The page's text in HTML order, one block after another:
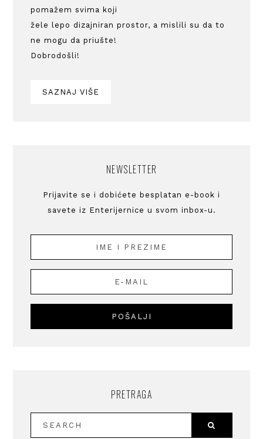
pomažem svima koji
žele lepo dizajniran prostor, a mislili su da to
ne mogu da priušte!
Dobrodošli!
SAZNAJ VIŠE
NEWSLETTER
Prijavite se i dobićete besplatan e-book i
savete iz Enterijernice u svom inbox-u.
PRETRAGA